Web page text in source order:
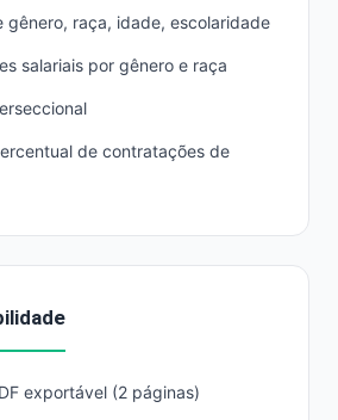
gênero, raça, idade, escolaridade
salariais por gênero e raça
de contratações de
exportável (2 páginas)